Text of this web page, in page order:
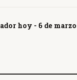
hoy - 6 de marzo